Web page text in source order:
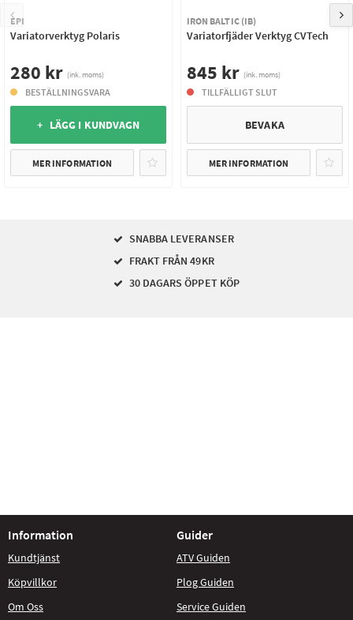
EPI
Variatorverktyg Polaris
280 kr (ink. moms)
BESTÄLLNINGSVARA
+ LÄGG I KUNDVAGN
MER INFORMATION
IRON BALTIC (IB)
Variatorfjäder Verktyg CVTech
845 kr (ink. moms)
TILLFÄLLIGT SLUT
BEVAKA
MER INFORMATION
SNABBA LEVERANSER
FRAKT FRÅN 49KR
30 DAGARS ÖPPET KÖP
Information
Kundtjänst
Köpvillkor
Om Oss
Guider
ATV Guiden
Plog Guiden
Service Guiden